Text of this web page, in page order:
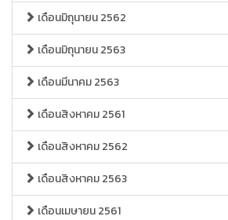
เดือนมิถุนายน 2562
เดือนมิถุนายน 2563
เดือนมีนาคม 2563
เดือนสิงหาคม 2561
เดือนสิงหาคม 2562
เดือนสิงหาคม 2563
เดือนเมษายน 2561